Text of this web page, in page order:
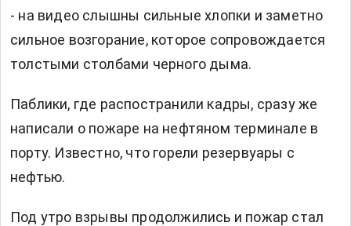
- на видео слышны сильные хлопки и заметно
сильное возгорание, которое сопровождается
толстыми столбами черного дыма.
Паблики, где распостранили кадры, сразу же
написали о пожаре на нефтяном терминале в
порту. Известно, что горели резервуары с
нефтью.
Под утро взрывы продолжились и пожар стал